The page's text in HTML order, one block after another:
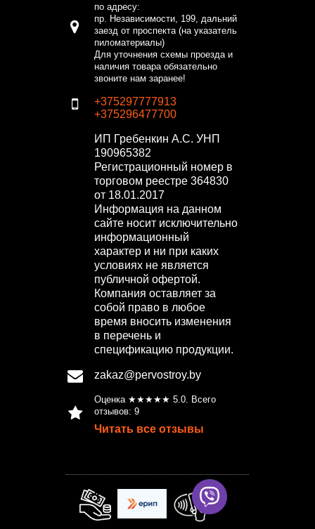
по адресу:
пр. Независимости, 199, дальний
заезд от проспекта (на указатель
пиломатериалы)
Для уточнения схемы проезда и
наличия товара обязательно
звоните нам заранее!
+375297777913
+375296477700
ИП Гребенкин А.С. УНП
190965382
Регистрационный номер в
торговом реестре 364830
от 18.01.2017
Информация на данном
сайте носит исключительно
информационный
характер и ни при каких
условиях не является
публичной офертой.
Компания оставляет за
собой право в любое
время вносить изменения
в перечень и
спецификацию продукции.
zakaz@pervostroy.by
Оценка ★★★★★ 5.0. Всего
отзывов: 9
Читать все отзывы